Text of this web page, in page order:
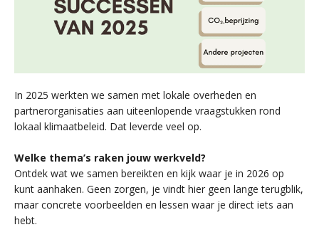
In 2025 werkten we samen met lokale overheden en
partnerorganisaties aan uiteenlopende vraagstukken rond
lokaal klimaatbeleid. Dat leverde veel op.
Welke thema’s raken jouw werkveld?
Ontdek wat we samen bereikten en kijk waar je in 2026 op
kunt aanhaken. Geen zorgen, je vindt hier geen lange terugblik,
maar concrete voorbeelden en lessen waar je direct iets aan
hebt.